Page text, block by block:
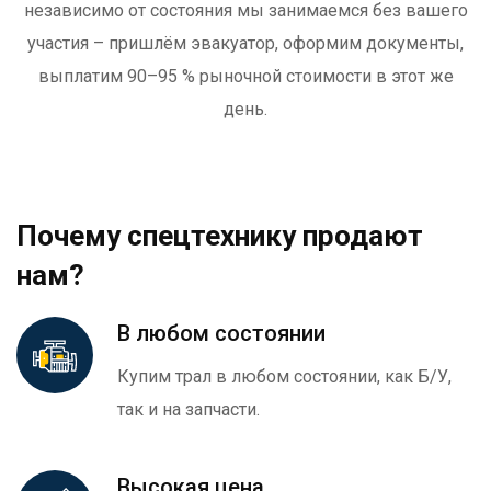
независимо от состояния мы занимаемся без вашего
участия – пришлём эвакуатор, оформим документы,
выплатим 90–95 % рыночной стоимости в этот же
день.
Почему спецтехнику продают
нам?
В любом состоянии
Купим трал в любом состоянии, как Б/У,
так и на запчасти.